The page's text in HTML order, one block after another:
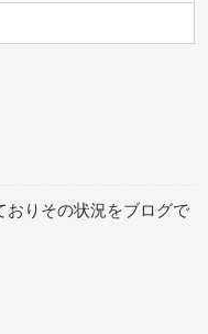
おりその状況をブログで